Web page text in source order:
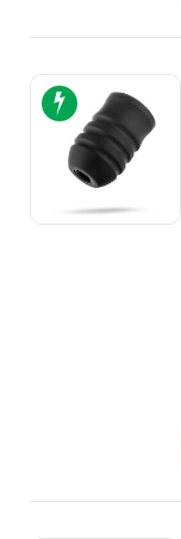
Цена
Количество